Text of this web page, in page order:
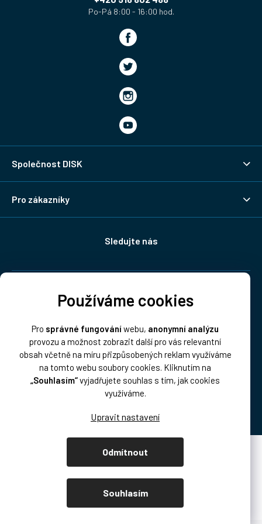
Používáme cookies
Pro správné fungováníwebu, anonymní analýzu
provozu a možnost zobrazit další pro vás relevantní
obsah včetně na míru přizpůsobených reklam využíváme
na tomto webu soubory cookies. Kliknutím na
„Souhlasím“vyjadřujete souhlas s tím, jak cookies
využíváme.
Odmítnout
Souhlasím
Společnost DISK
Pro zákazníky
Sledujte nás
Platba:
Vytvořil Shoptet Premium
Copyright 2026 . Všechna práva vyhrazena.
Upravit nastavení cookies